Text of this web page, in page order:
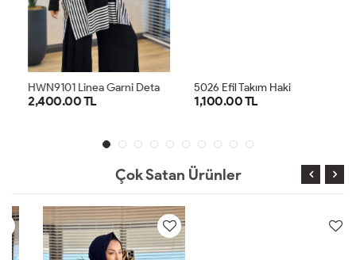
2,400.00 TL
5026 Efil Takım Haki
1,100.00 TL
Çok Satan Ürünler